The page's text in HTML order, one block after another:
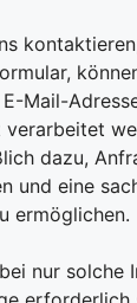
Mail-
verarbeitet
dazu,
und eine
ermöglichen.
nur solche